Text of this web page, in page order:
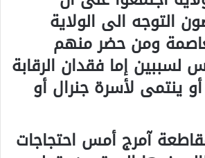
التوجه الى الولاية
ومن حضر منهم
لسببين إما فقدان الرقابة
ينتمى لأسرة جنرال أو
آمرج أمس احتجاجات